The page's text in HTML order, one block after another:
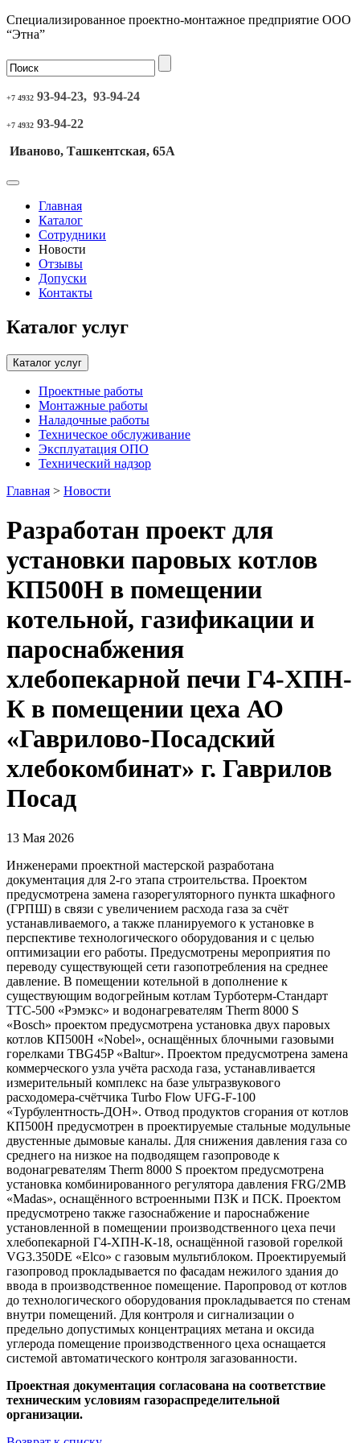
Специализированное проектно-монтажное предприятие ООО
“Этна”
+7 4932 93-94-23, 93-94-24
+7 4932 93-94-22
Иваново, Ташкентская, 65А
Главная
Каталог
Сотрудники
Новости
Отзывы
Допуски
Контакты
Каталог услуг
Каталог услуг
Проектные работы
Монтажные работы
Наладочные работы
Техническое обслуживание
Эксплуатация ОПО
Технический надзор
Главная > Новости
Разработан проект для
установки паровых котлов
КП500Н в помещении
котельной, газификации и
пароснабжения
хлебопекарной печи Г4-ХПН-
К в помещении цеха АО
«Гаврилово-Посадский
хлебокомбинат» г. Гаврилов
Посад
13 Мая 2026
Инженерами проектной мастерской разработана
документация для 2-го этапа строительства. Проектом
предусмотрена замена газорегуляторного пункта шкафного
(ГРПШ) в связи с увеличением расхода газа за счёт
устанавливаемого, а также планируемого к установке в
перспективе технологического оборудования и с целью
оптимизации его работы. Предусмотрены мероприятия по
переводу существующей сети газопотребления на среднее
давление. В помещении котельной в дополнение к
существующим водогрейным котлам Турботерм-Стандарт
ТТС-500 «Рэмэкс» и водонагревателям Therm 8000 S
«Bosch» проектом предусмотрена установка двух паровых
котлов КП500Н «Nobel», оснащённых блочными газовыми
горелками TBG45P «Baltur». Проектом предусмотрена замена
коммерческого узла учёта расхода газа, устанавливается
измерительный комплекс на базе ультразвукового
расходомера-счётчика Turbo Flow UFG-F-100
«Турбулентность-ДОН». Отвод продуктов сгорания от котлов
КП500Н предусмотрен в проектируемые стальные модульные
двустенные дымовые каналы. Для снижения давления газа со
среднего на низкое на подводящем газопроводе к
водонагревателям Therm 8000 S проектом предусмотрена
установка комбинированного регулятора давления FRG/2MB
«Madas», оснащённого встроенными ПЗК и ПСК. Проектом
предусмотрено также газоснабжение и пароснабжение
установленной в помещении производственного цеха печи
хлебопекарной Г4-ХПН-К-18, оснащённой газовой горелкой
VG3.350DE «Elco» с газовым мультиблоком. Проектируемый
газопровод прокладывается по фасадам нежилого здания до
ввода в производственное помещение. Паропровод от котлов
до технологического оборудования прокладывается по стенам
внутри помещений. Для контроля и сигнализации о
предельно допустимых концентрациях метана и оксида
углерода помещение производственного цеха оснащается
системой автоматического контроля загазованности.
Проектная документация согласована на соответствие
техническим условиям газораспределительной
организации.